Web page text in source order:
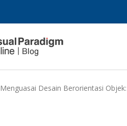
Menguasai Desain Berorientasi